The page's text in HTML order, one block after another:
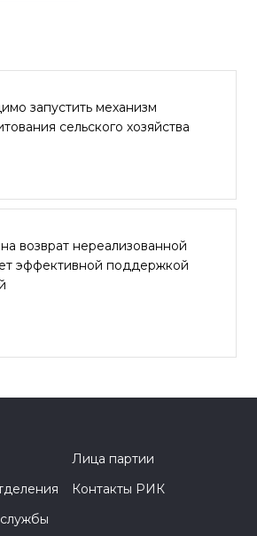
запустить механизм
сельского хозяйства
возврат нереализованной
эффективной поддержкой
Лица партии
Контакты РИК